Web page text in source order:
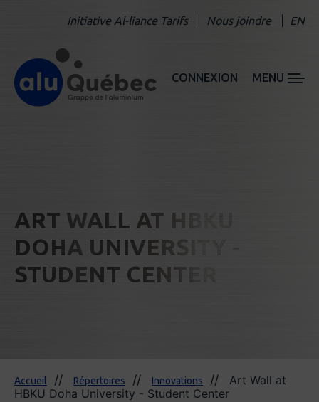
Initiative Al-liance Tarifs Nous joindre EN
CONNEXION MENU
ART WALL AT HBKU
DOHA UNIVERSITY -
STUDENT CENTER
Accueil Répertoires Innovations
Art Wall at
HBKU Doha University - Student Center